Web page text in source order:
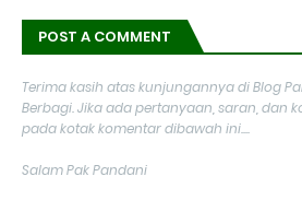
POST A COMMENT
Terima kasih atas kunjungannya di Blog
Berbagi. Jika ada pertanyaan, saran, dan
pada kotak komentar dibawah ini....
Salam Pak Pandani